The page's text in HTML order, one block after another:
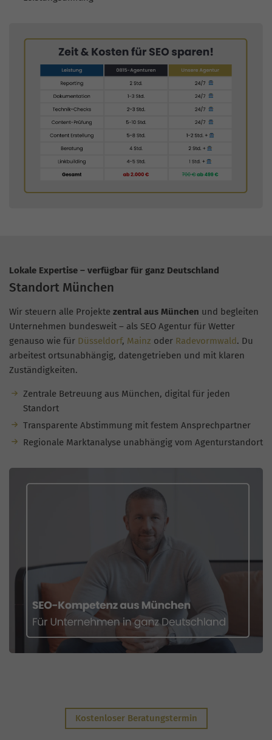
Lokale Expertise – verfügbar für ganz Deutschland
Standort München
Wir steuern alle Projekte zentral aus München und begleiten
Unternehmen bundesweit – als SEO Agentur für Wetter
genauso wie für Düsseldorf, Mainz oder Radevormwald. Du
arbeitest ortsunabhängig, datengetrieben und mit klaren
Zuständigkeiten.
Zentrale Betreuung aus München, digital für jeden
Standort
Transparente Abstimmung mit festem Ansprechpartner
Regionale Marktanalyse unabhängig vom Agenturstandort
Kostenloser Beratungstermin